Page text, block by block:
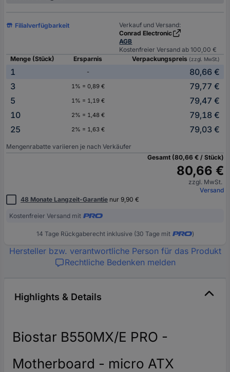
Filialverfügbarkeit
Verkauf und Versand:
Conrad Electronic
AGB
Kostenfreier Versand ab 100,00 €
Menge (Stück)
Ersparnis Verpackungspreis (zzgl. MwSt.)
1 -
80,66 €
3
1% = 0,89 €
79,77 €
5
1% = 1,19 €
79,47 €
10
2% = 1,48 €
79,18 €
25
2% = 1,63 € 79,03 €
Mengenrabatte variieren je nach Verkäufer
Gesamt (80,66 € / Stück)
80,66 €
zzgl. MwSt.
Versand
48 Monate Langzeit-Garantie nur 9,90 €
Kostenfreier Versand mit
14 Tage Rückgaberecht inklusive (30 Tage mit )
Hersteller bzw. verantwortliche Person für das Produkt
Rechtliche Bedenken melden
Highlights & Details
Biostar B550MX/E PRO -
Motherboard - micro ATX